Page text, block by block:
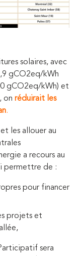
solaires, avec
gCO2eq/kWh
gCO2eq/kWh) et
on réduirait les
.
les allouer au
a recours au
permettre de :
pour financer
projets et
sera